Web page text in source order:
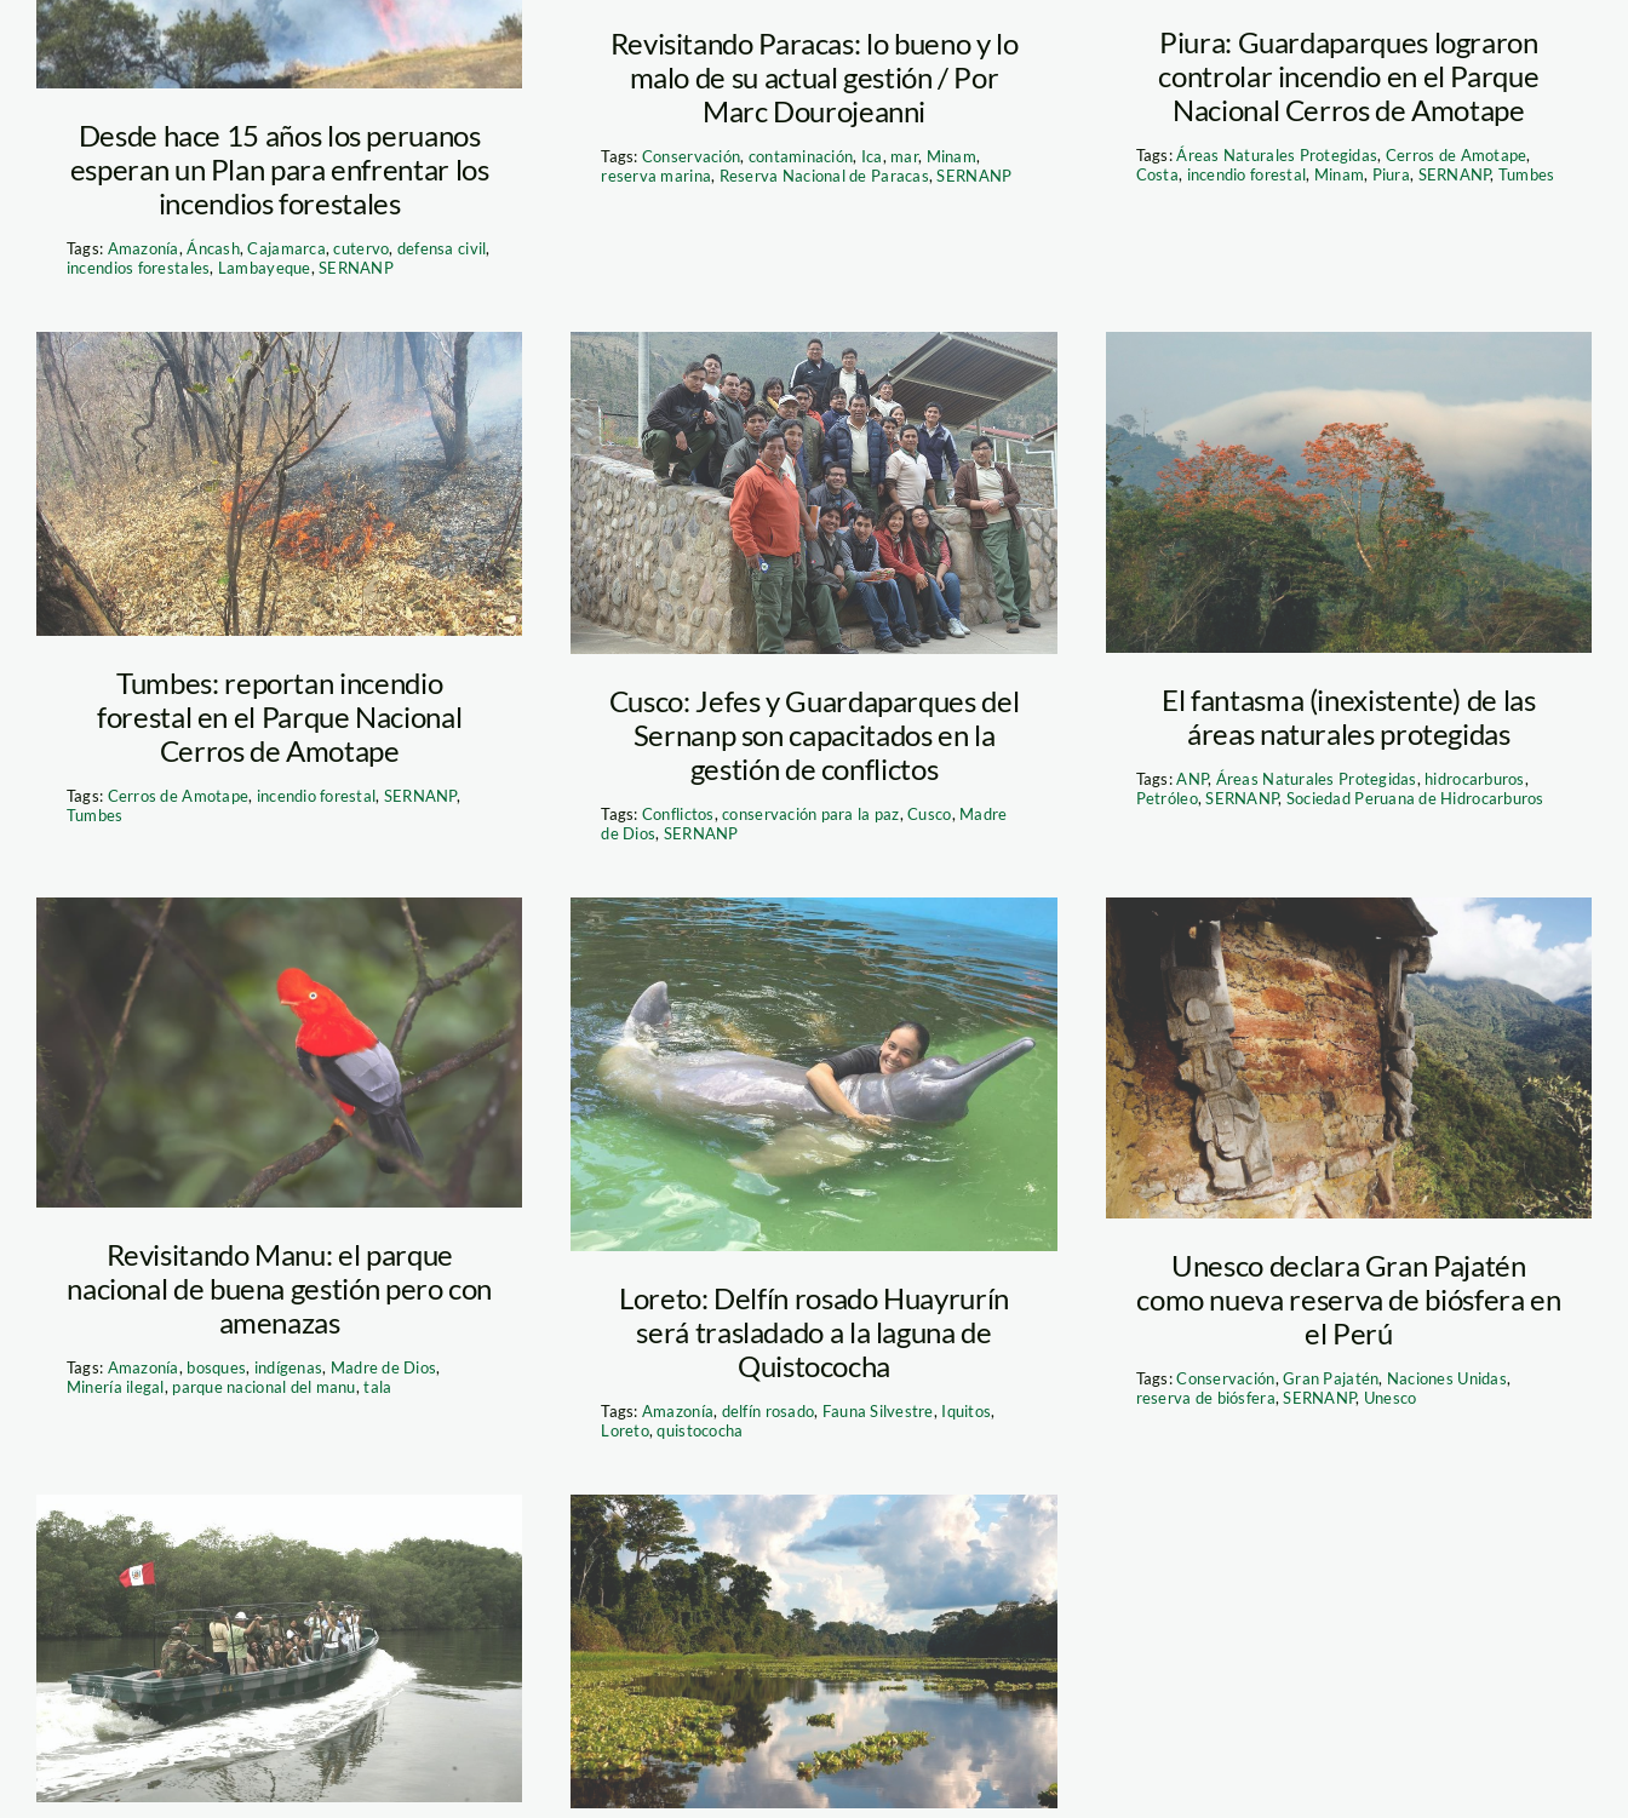
Desde hace 15 años los peruanos
esperan un Plan para enfrentar los
incendios forestales
Tags: Amazonía,Áncash,Cajamarca,cutervo, defensa civil,
incendios forestales, Lambayeque,SERNANP
Revisitando Paracas: lo bueno y lo
malo de su actual gestión / Por
Marc Dourojeanni
Tags: Conservación, contaminación, Ica, mar, Minam,
reserva marina, Reserva Nacional de Paracas,SERNANP
Piura: Guardaparques lograron
controlar incendio en el Parque
Nacional Cerros de Amotape
Tags:Áreas Naturales Protegidas, Cerros de Amotape,
Costa, incendio forestal, Minam, Piura, SERNANP, Tumbes
incendio-cerros-
de-amotape-
sernanp
Tumbes: reportan incendio
forestal en el Parque Nacional
Cerros de Amotape
Tags: Cerros de Amotape, incendio forestal, SERNANP,
Tumbes
sernanp—spda
Cusco: Jefes y Guardaparques del
Sernanp son capacitados en la
gestión de conflictos
Tags: Conflictos,conservación para la paz,Cusco, Madre
de Dios, SERNANP
Gran
Pajatén2_Reserva
de
Biósfera_Sernanp
El fantasma (inexistente) de las
áreas naturales protegidas
Tags:ANP, Áreas Naturales Protegidas, hidrocarburos,
Petróleo,SERNANP, Sociedad Peruana de Hidrocarburos
gallito_rocas_manu_tm
Revisitando Manu: el parque
nacional de buena gestión pero con
amenazas
Tags: Amazonía, bosques, indígenas, Madre de Dios,
Minería ilegal, parque nacional del manu,tala
Dircetura Loreto
(1)
Loreto: Delfín rosado Huayrurín
será trasladado a la laguna de
Quistococha
Tags: Amazonía, delfín rosado, Fauna Silvestre, Iquitos,
Loreto,quistococha
Gran
Pajatén_Reserva
de
Biósfera_Sernanp
Gran Pajatén_Reserva de Biósfera_Sernanp
Unesco declara Gran Pajatén
como nueva reserva de biósfera en
el Perú
Tags:Conservación,Gran Pajatén, Naciones Unidas,
reserva de biósfera,SERNANP, Unesco
manglares de
tumbes
Pacaya-
Samiria_Thomas-
Müller